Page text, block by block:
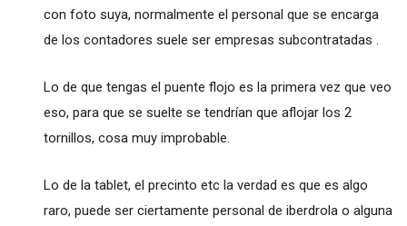
con foto suya, normalmente el personal que se encarga
de los contadores suele ser empresas subcontratadas .
Lo de que tengas el puente flojo es la primera vez que veo
eso, para que se suelte se tendrían que aflojar los 2
tornillos, cosa muy improbable.
Lo de la tablet, el precinto etc la verdad es que es algo
raro, puede ser ciertamente personal de iberdrola o alguna